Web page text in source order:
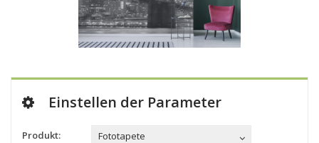
Einstellen der Parameter
Produkt: Fototapete